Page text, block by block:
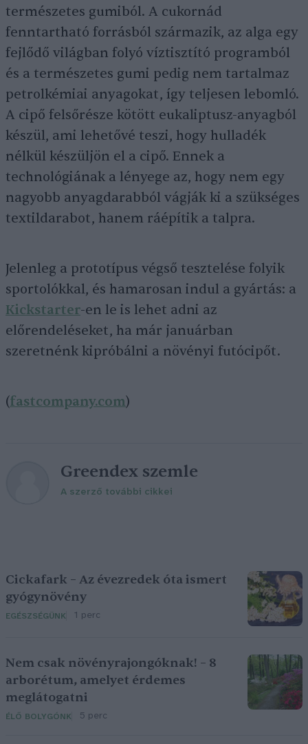
természetes gumiból. A cukornád
fenntartható forrásból származik, az alga egy
fejlődő világban folyó víztisztító programból
és a természetes gumi pedig nem tartalmaz
petrolkémiai anyagokat, így teljesen lebomló.
A cipő felsőrésze kötött eukaliptusz-anyagból
készül, ami lehetővé teszi, hogy hulladék
nélkül készüljön el a cipő. Ennek a
technológiának a lényege az, hogy nem egy
nagyobb anyagdarabból vágják ki a szükséges
textildarabot, hanem ráépítik a talpra.
Jelenleg a prototípus végső tesztelése folyik
sportolókkal, és hamarosan indul a gyártás: a
Kickstarter-en le is lehet adni az
előrendeléseket, ha már januárban
szeretnénk kipróbálni a növényi futócipőt.
(fastcompany.com)
Greendex szemle
A szerző további cikkei
Cickafark – Az évezredek óta ismert
gyógynövény
EGÉSZSÉGÜNK 1 perc
Nem csak növényrajongóknak! – 8
arborétum, amelyet érdemes
meglátogatni
ÉLŐ BOLYGÓNK 5 perc